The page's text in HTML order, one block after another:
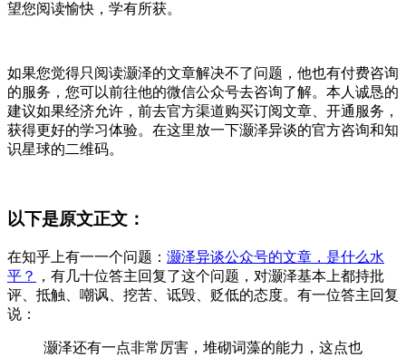
望您阅读愉快，学有所获。
如果您觉得只阅读灏泽的文章解决不了问题，他也有付费咨询
的服务，您可以前往他的微信公众号去咨询了解。本人诚恳的
建议如果经济允许，前去官方渠道购买订阅文章、开通服务，
获得更好的学习体验。在这里放一下灏泽异谈的官方咨询和知
识星球的二维码。
以下是原文正文：
在知乎上有一一个问题： 灏泽异谈公众号的文章，是什么水
平？
，有几十位答主回复了这个问题，对灏泽基本上都持批
评、抵触、嘲讽、挖苦、诋毁、贬低的态度。有一位答主回复
说：
灏泽还有一点非常厉害，堆砌词藻的能力，这点也